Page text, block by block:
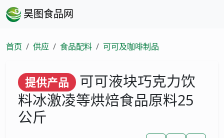
昊图食品网
首页 供应 食品配料 可可及咖啡制品
提供产品
可可液块巧克力饮
料冰激凌等烘焙食品原料25
公斤